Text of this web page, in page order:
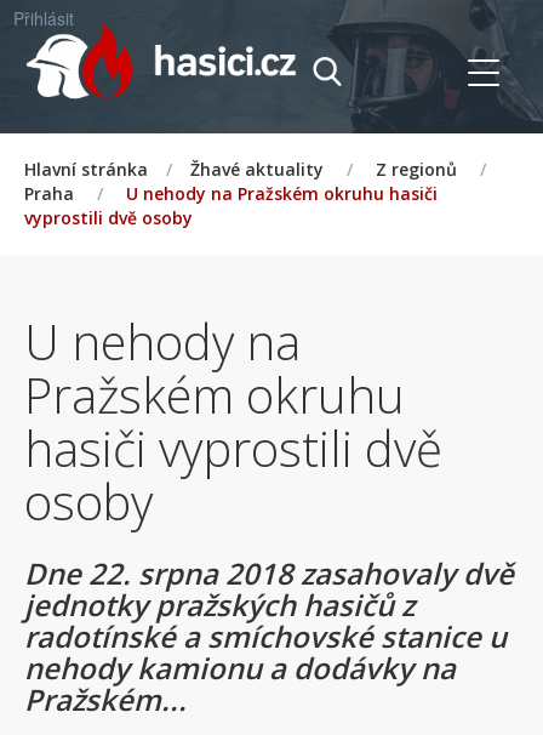
Přihlásit
Hlavní stránka / Žhavé aktuality / Z regionů
/
Praha
/
U nehody na Pražském okruhu hasiči
vyprostili dvě osoby
U nehody na
Pražském okruhu
hasiči vyprostili dvě
osoby
Dne 22. srpna 2018 zasahovaly dvě
jednotky pražských hasičů z
radotínské a smíchovské stanice u
nehody kamionu a dodávky na
Pražském...